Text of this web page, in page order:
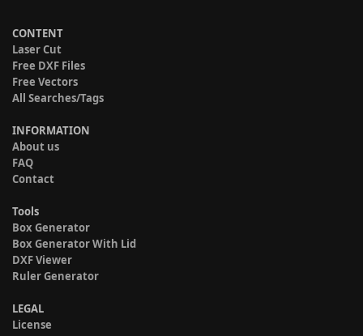
CONTENT
Laser Cut
Free DXF Files
Free Vectors
All Searches/Tags
INFORMATION
About us
FAQ
Contact
Tools
Box Generator
Box Generator With Lid
DXF Viewer
Ruler Generator
LEGAL
License